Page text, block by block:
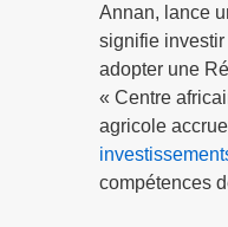
Annan, lance
signifie
adopter une
« Centre
agricole
compétences